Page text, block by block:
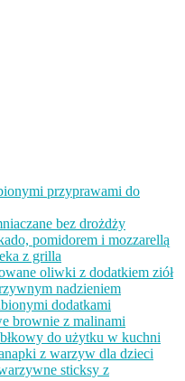
przyprawami do
bez drożdży
pomidorem i mozzarellą
z grilla
oliwki z dodatkiem ziół
nadzieniem
dodatkami
brownie z malinami
do użytku w kuchni
z warzyw dla dzieci
sticksy z